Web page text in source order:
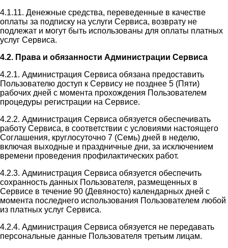
4.1.11. Денежные средства, переведенные в качестве
оплаты за подписку на услуги Сервиса, возврату не
подлежат и могут быть использованы для оплаты платных
услуг Сервиса.
4.2. Права и обязанности Администрации Сервиса
4.2.1. Администрация Сервиса обязана предоставить
Пользователю доступ к Сервису не позднее 5 (Пяти)
рабочих дней с момента прохождения Пользователем
процедуры регистрации на Сервисе.
4.2.2. Администрация Сервиса обязуется обеспечивать
работу Сервиса, в соответствии с условиями настоящего
Соглашения, круглосуточно 7 (Семь) дней в неделю,
включая выходные и праздничные дни, за исключением
времени проведения профилактических работ.
4.2.3. Администрация Сервиса обязуется обеспечить
сохранность данных Пользователя, размещенных в
Сервисе в течение 90 (Девяносто) календарных дней с
момента последнего использования Пользователем любой
из платных услуг Сервиса.
4.2.4. Администрация Сервиса обязуется не передавать
персональные данные Пользователя третьим лицам.